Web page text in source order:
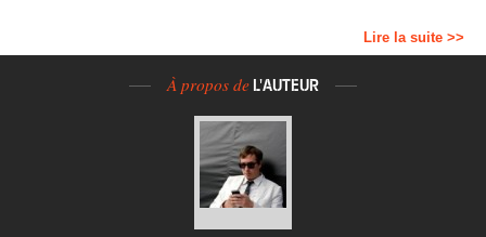
Lire la suite >>
À propos de L'AUTEUR